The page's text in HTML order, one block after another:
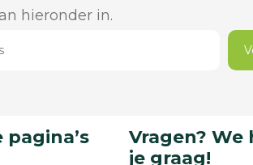
hieronder in.
Vragen? We
je graag!